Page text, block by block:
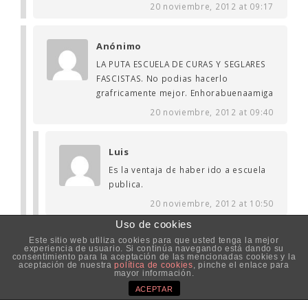
20 noviembre, 2012 at 09:17
Anónimo
LA PUTA ESCUELA DE CURAS Y SEGLARES
FASCISTAS. No podias hacerlo
grafricamente mejor. Enhorabuenaamiga
20 noviembre, 2012 at 09:40
Luis
Es la ventaja de haber ido a escuela
publica.
20 noviembre, 2012 at 10:50
Otro anónimo
Ya quisieras tu haber ido a un
“COLEGIO PRIVADO” (no escuela), pa
aprender un poco de respeto,
Uso de cookies
Este sitio web utiliza cookies para que usted tenga la mejor
experiencia de usuario. Si continúa navegando está dando su
consentimiento para la aceptación de las mencionadas cookies y la
aceptación de nuestrapolítica de cookies, pinche el enlace para
mayor información.
ACEPTAR